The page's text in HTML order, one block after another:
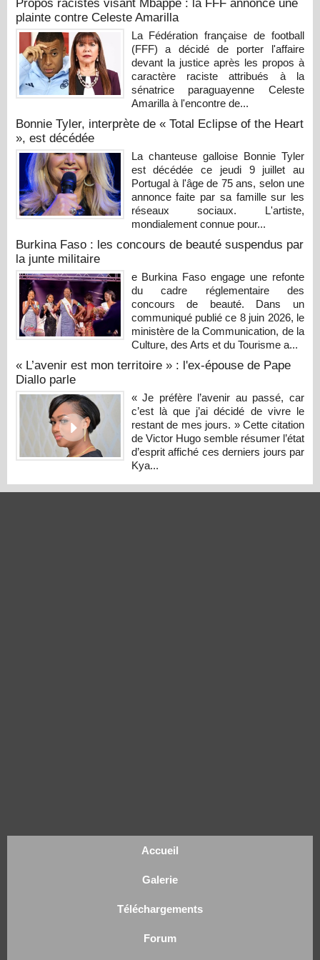
Propos racistes visant Mbappé : la FFF annonce une
plainte contre Celeste Amarilla
La Fédération française de football
(FFF) a décidé de porter l'affaire
devant la justice après les propos à
caractère raciste attribués à la
sénatrice paraguayenne Celeste
Amarilla à l'encontre de...
Bonnie Tyler, interprète de « Total Eclipse of the Heart
», est décédée
La chanteuse galloise Bonnie Tyler
est décédée ce jeudi 9 juillet au
Portugal à l'âge de 75 ans, selon une
annonce faite par sa famille sur les
réseaux sociaux. L'artiste,
mondialement connue pour...
Burkina Faso : les concours de beauté suspendus par
la junte militaire
e Burkina Faso engage une refonte
du cadre réglementaire des
concours de beauté. Dans un
communiqué publié ce 8 juin 2026, le
ministère de la Communication, de la
Culture, des Arts et du Tourisme a...
« L’avenir est mon territoire » : l'ex-épouse de Pape
Diallo parle
« Je préfère l’avenir au passé, car
c’est là que j’ai décidé de vivre le
restant de mes jours. » Cette citation
de Victor Hugo semble résumer l’état
d’esprit affiché ces derniers jours par
Kya...
Accueil
Galerie
Téléchargements
Forum